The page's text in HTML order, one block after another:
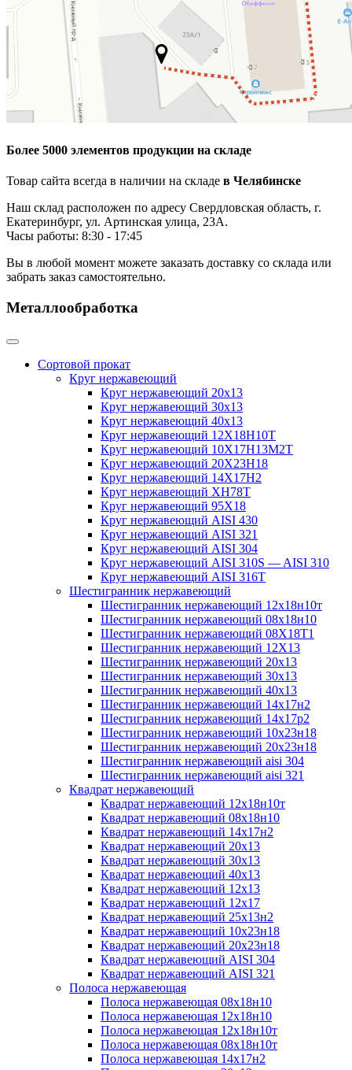
Более 5000 элементов продукции на складе
Товар сайта всегда в наличии на складе в Челябинске
Наш склад расположен по адресу Свердловская область, г.
Екатеринбург, ул. Артинская улица, 23А.
Часы работы: 8:30 - 17:45
Вы в любой момент можете заказать доставку со склада или
забрать заказ самостоятельно.
Металлообработка
Сортовой прокат
Круг нержавеющий
Круг нержавеющий 20х13
Круг нержавеющий 30х13
Круг нержавеющий 40х13
Круг нержавеющий 12Х18Н10Т
Круг нержавеющий 10Х17Н13М2T
Круг нержавеющий 20Х23Н18
Круг нержавеющий 14Х17Н2
Круг нержавеющий ХН78Т
Круг нержавеющий 95Х18
Круг нержавеющий AISI 430
Круг нержавеющий AISI 321
Круг нержавеющий AISI 304
Круг нержавеющий AISI 310S — AISI 310
Круг нержавеющий AISI 316T
Шестигранник нержавеющий
Шестигранник нержавеющий 12х18н10т
Шестигранник нержавеющий 08х18н10
Шестигранник нержавеющий 08Х18Т1
Шестигранник нержавеющий 12Х13
Шестигранник нержавеющий 20х13
Шестигранник нержавеющий 30х13
Шестигранник нержавеющий 40х13
Шестигранник нержавеющий 14х17н2
Шестигранник нержавеющий 14х17р2
Шестигранник нержавеющий 10х23н18
Шестигранник нержавеющий 20х23н18
Шестигранник нержавеющий aisi 304
Шестигранник нержавеющий aisi 321
Квадрат нержавеющий
Квадрат нержавеющий 12х18н10т
Квадрат нержавеющий 08х18н10
Квадрат нержавеющий 14х17н2
Квадрат нержавеющий 20х13
Квадрат нержавеющий 30х13
Квадрат нержавеющий 40х13
Квадрат нержавеющий 12х13
Квадрат нержавеющий 12х17
Квадрат нержавеющий 25х13н2
Квадрат нержавеющий 10х23н18
Квадрат нержавеющий 20х23н18
Квадрат нержавеющий AISI 304
Квадрат нержавеющий AISI 321
Полоса нержавеющая
Полоса нержавеющая 08х18н10
Полоса нержавеющая 12х18н10
Полоса нержавеющая 12х18н10т
Полоса нержавеющая 08х18н10т
Полоса нержавеющая 14х17н2